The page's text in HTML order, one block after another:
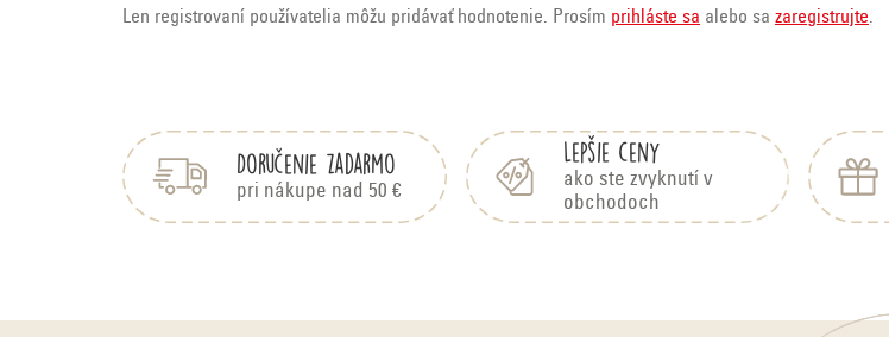
Len registrovaní používatelia môžu pridávať hodnotenie. Prosím prihláste sa alebo sa zaregistrujte.
Doručenie zadarmo
pri nákupe nad 50 €
Lepšie ceny
ako ste zvyknutí v
obchodoch